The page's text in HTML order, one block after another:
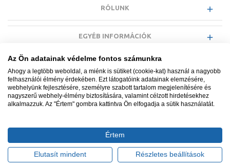
RÓLUNK
EGYÉB INFORMÁCIÓK
87052/2015.
Ügyfélszolgálat: +36 1 700 3500
Tervezte és készítette:
Vision-Software, az Octopus 8 ERP
forgalmazója.
Az Ön adatainak védelme fontos számunkra
Ahogy a legtöbb weboldal, a miénk is sütiket (cookie-kat) használ a nagyobb
felhasználói élmény érdekében. Ezt látogatóink adatainak elemzésére,
webhelyünk fejlesztésére, személyre szabott tartalom megjelenítésére és
nagyszerű webhely-élmény biztosítására, valamint célzott hirdetésekhez
alkalmazzuk. Az "Értem" gombra kattintva Ön elfogadja a sütik használatát.
Értem
Elutasít mindent Részletes beállítások